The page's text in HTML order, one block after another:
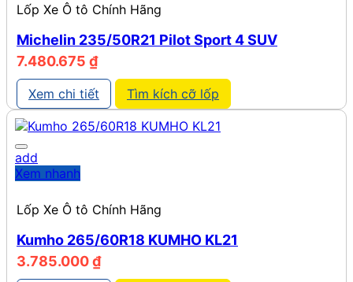
Lốp Xe Ô tô Chính Hãng
Michelin 235/50R21 Pilot Sport 4 SUV
7.480.675 ₫
Xem chi tiết Tìm kích cỡ lốp
add
Xem nhanh
Lốp Xe Ô tô Chính Hãng
Kumho 265/60R18 KUMHO KL21
3.785.000₫